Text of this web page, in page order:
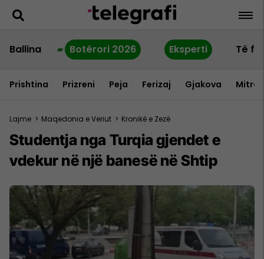
Ballina Botërori 2026 Eksperti Të
Prishtina Prizreni Peja Ferizaj Gjakova
Lajme > Maqedonia e Veriut > Kronikë e Zezë
Studentja nga Turqia gjendet e
vdekur në një banesë në Shtip